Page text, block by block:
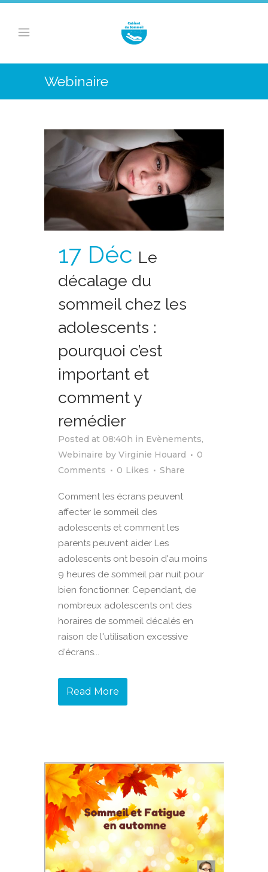
Webinaire
17 Déc Le
décalage du
sommeil chez les
adolescents :
pourquoi c’est
important et
comment y
remédier
Posted at 08:40h in Evènements,
Webinaire by Virginie Houard
0
Comments
0 Likes Share
Comment les écrans peuvent
affecter le sommeil des
adolescents et comment les
parents peuvent aider Les
adolescents ont besoin d'au moins
9 heures de sommeil par nuit pour
bien fonctionner. Cependant, de
nombreux adolescents ont des
horaires de sommeil décalés en
raison de l'utilisation excessive
d'écrans...
Read More